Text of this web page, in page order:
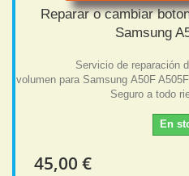
Reparar o cambiar
Samsung
Servicio de reparación
volumen para Samsung A50F
Seguro a todo
En
45,00 €